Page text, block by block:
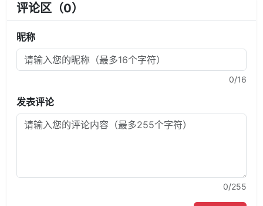
评论区（0）
昵称
0/16
发表评论
0/255